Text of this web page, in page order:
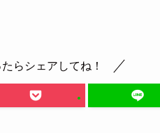
らシェアしてね！